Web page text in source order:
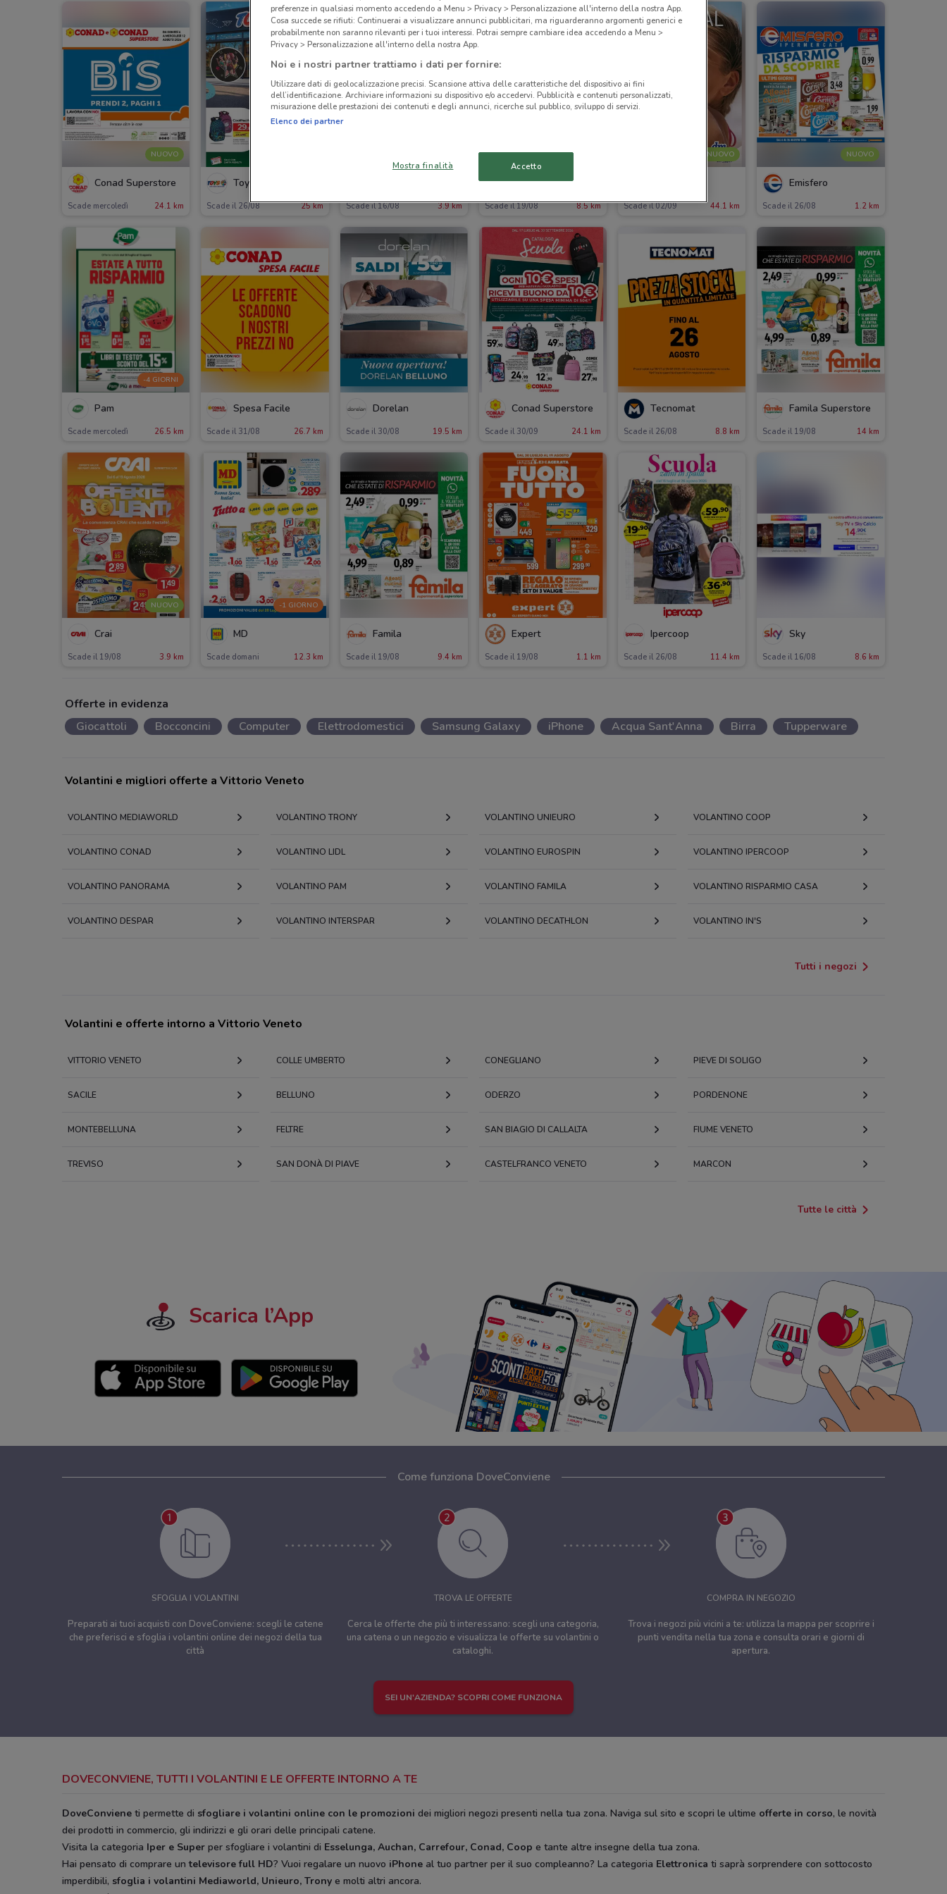
NUOVO
Conad Superstore
Scade mercoledì 24.1 km
Toys Center
Scade il 26/08 25 km Scade il 16/08 3.9 km
NUOVO
Supermercati Mega
Scade il 19/08 8.5 km
NUOVO
Scade il 02/09 44.1 km
NUOVO
Emisfero
Scade il 26/08 1.2 km
-4 GIORNI
Pam
Scade mercoledì 26.5 km
Spesa Facile
Scade il 31/08 26.7 km
Dorelan
Scade il 30/08 19.5 km
Conad Superstore
Scade il 30/09 24.1 km
Tecnomat
Scade il 26/08 8.8 km
Famila Superstore
Scade il 19/08 14 km
NUOVO
Crai
Scade il 19/08 3.9 km
-1 GIORNO
MD
Scade domani 12.3 km
Famila
Scade il 19/08 9.4 km
Expert
Scade il 19/08 1.1 km
Ipercoop
Scade il 26/08 11.4 km
Sky
Scade il 16/08 8.6 km
Offerte in evidenza
Giocattoli
Bocconcini Computer Elettrodomestici Samsung Galaxy iPhone Acqua Sant'Anna Birra Tupperware
Volantini e migliori offerte a Vittorio Veneto
VOLANTINO MEDIAWORLD VOLANTINO TRONY VOLANTINO UNIEURO VOLANTINO COOP
VOLANTINO CONAD VOLANTINO LIDL VOLANTINO EUROSPIN VOLANTINO IPERCOOP
VOLANTINO PANORAMA VOLANTINO PAM VOLANTINO FAMILA VOLANTINO RISPARMIO CASA
VOLANTINO DESPAR VOLANTINO INTERSPAR VOLANTINO DECATHLON VOLANTINO IN'S
Tutti i negozi
Volantini e offerte intorno a Vittorio Veneto
VITTORIO VENETO COLLE UMBERTO CONEGLIANO PIEVE DI SOLIGO
SACILE BELLUNO ODERZO PORDENONE
MONTEBELLUNA FELTRE SAN BIAGIO DI CALLALTA FIUME VENETO
TREVISO SAN DONÀ DI PIAVE CASTELFRANCO VENETO MARCON
Tutte le città
Scarica l’App
Come funziona DoveConviene
SFOGLIA I VOLANTINI
Preparati ai tuoi acquisti con DoveConviene: scegli le catene
che preferisci e sfoglia i volantini online dei negozi della tua
città
TROVA LE OFFERTE
Cerca le offerte che più ti interessano: scegli una categoria,
una catena o un negozio e visualizza le offerte su volantini o
cataloghi.
COMPRA IN NEGOZIO
Trova i negozi più vicini a te: utilizza la mappa per scoprire i
punti vendita nella tua zona e consulta orari e giorni di
apertura.
SEI UN'AZIENDA? SCOPRI COME FUNZIONA
DOVECONVIENE, TUTTI I VOLANTINI E LE OFFERTE INTORNO A TE
DoveConviene ti permette di sfogliare i volantini online con le promozioni dei migliori negozi presenti nella tua zona. Naviga sul sito e scopri le ultime offerte in corso, le novità
dei prodotti in commercio, gli indirizzi e gli orari delle principali catene.
Visita la categoria Iper e Super per sfogliare i volantini di Esselunga, Auchan, Carrefour, Conad, Coop e tante altre insegne della tua zona.
Hai pensato di comprare untelevisore full HD? Vuoi regalare un nuovo iPhone al tuo partner per il suo compleanno? La categoria Elettronica ti saprà sorprendere con sottocosto
imperdibili, sfoglia i volantini Mediaworld, Unieuro, Trony e molti altri ancora.
preferenze in qualsiasi momento accedendo a Menu > Privacy > Personalizzazione all'interno della nostra App.
Cosa succede se rifiuti: Continuerai a visualizzare annunci pubblicitari, ma riguarderanno argomenti generici e
probabilmente non saranno rilevanti per i tuoi interessi. Potrai sempre cambiare idea accedendo a Menu >
Privacy > Personalizzazione all'interno della nostra App.
Noi e i nostri partner trattiamo i dati per fornire:
Utilizzare dati di geolocalizzazione precisi. Scansione attiva delle caratteristiche del dispositivo ai fini
dell’identificazione. Archiviare informazioni su dispositivo e/o accedervi. Pubblicità e contenuti personalizzati,
misurazione delle prestazioni dei contenuti e degli annunci, ricerche sul pubblico, sviluppo di servizi.
Elenco dei partner
Mostra finalità Accetto